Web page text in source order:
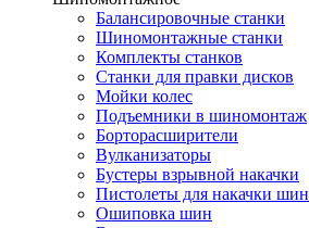
Балансировочные станки
Шиномонтажные станки
Комплекты станков
Станки для правки дисков
Мойки колес
Подъемники в шиномонтаж
Борторасширители
Вулканизаторы
Бустеры взрывной накачки
Пистолеты для накачки шин
Ошиповка шин